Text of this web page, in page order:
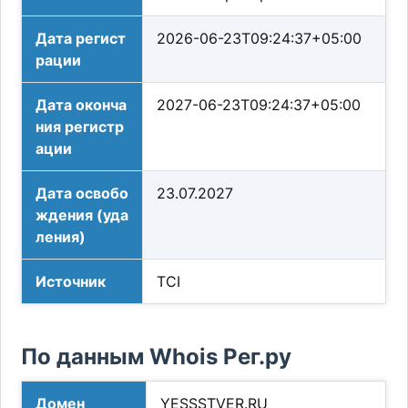
Дата регист
рации
2026-06-23T09:24:37+05:00
Дата оконча
ния регистр
ации
2027-06-23T09:24:37+05:00
Дата освобо
ждения (уда
ления)
23.07.2027
Источник TCI
По данным Whois Рег.ру
Домен YESSSTVER.RU